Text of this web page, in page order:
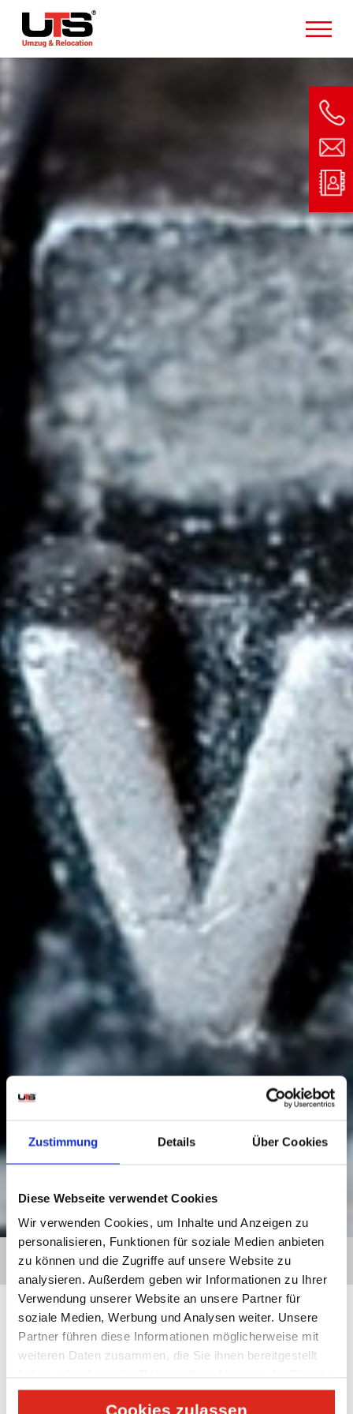
Zustimmung Details Über Cookies
Diese Webseite verwendet Cookies
Wir verwenden Cookies, um Inhalte und Anzeigen zu
personalisieren, Funktionen für soziale Medien anbieten
zu können und die Zugriffe auf unsere Website zu
analysieren. Außerdem geben wir Informationen zu Ihrer
Verwendung unserer Website an unsere Partner für
soziale Medien, Werbung und Analysen weiter. Unsere
Partner führen diese Informationen möglicherweise mit
weiteren Daten zusammen, die Sie ihnen bereitgestellt
gesammelt haben.
Cookies zulassen
HOME WARUM UTS?
ZUM ERFOLGREICHEN UMZUG
GLOBAL MOBILITY PRIVATUMZUG BÜROUMZUG